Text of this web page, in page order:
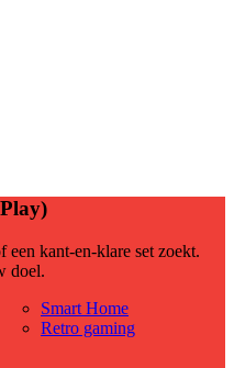
een kant-en-klare set zoekt.
doel.
Smart Home
Retro gaming